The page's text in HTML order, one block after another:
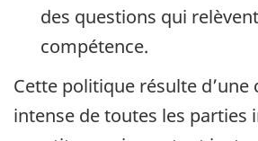
des questions qui
compétence.
Cette politique résulte
intense de toutes les parties